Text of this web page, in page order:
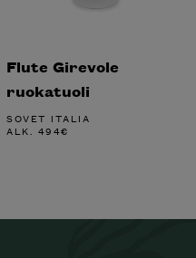
Flute Girevole
ruokatuoli
SOVET ITALIA
ALK. 494€